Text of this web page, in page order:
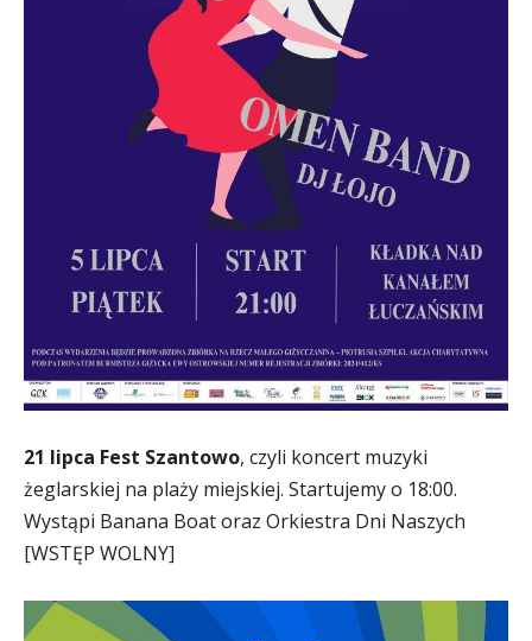
21 lipca Fest Szantowo, czyli koncert muzyki
żeglarskiej na plaży miejskiej. Startujemy o 18:00.
Wystąpi Banana Boat oraz Orkiestra Dni Naszych
[WSTĘP WOLNY]